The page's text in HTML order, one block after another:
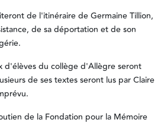
de l'itinéraire de Germaine Tillion,
de sa déportation et de son
d'élèves du collège d'Allègre seront
de ses textes seront lus par Claire
de la Fondation pour la Mémoire